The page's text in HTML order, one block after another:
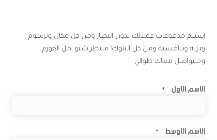
استلم مدفوعات عملائك بدون انتظار ومن كل مكان وبرسوم
رمزية وتنافسية ومن كل البنوك! منتظر شنو امل الفورم
وحنتواصل معاك طوالي
الاسم الاول *
الاسم الاوسط *